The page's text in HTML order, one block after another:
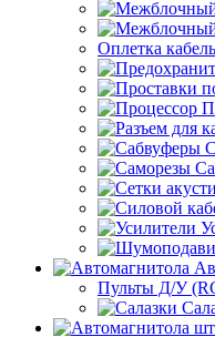
Оплетка
Пульты Д/У